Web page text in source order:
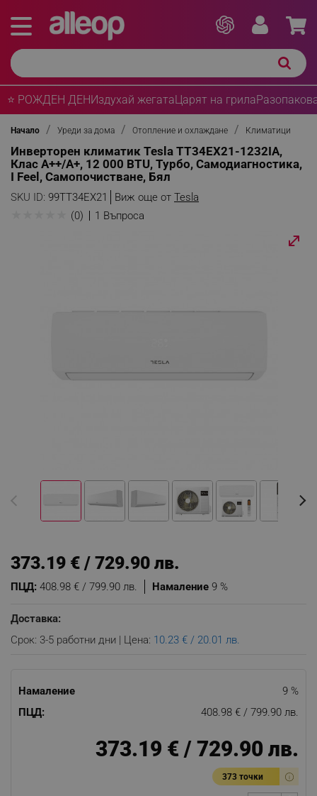
⭐ РОЖДЕН ДЕНИздухай жегатаЦарят на грила
Начало Уреди за дома Отопление и охлаждане Климатици
Инверторен климатик Tesla TT34EX21-1232IA,
Клас A++/A+, 12 000 BTU, Турбо, Самодиагностика,
I Feel, Самопочистване, Бял
SKU ID: 99TT34EX21 Виж още от Tesla
(0) 1 Въпроса
Намаление 9 %
ПЦД: 408.98 € / 799.90 лв.
373.19 € / 729.90 лв.
Доставка:
Срок: 3-5 работни дни | Цена: 10.23 € / 20.01 лв.
Намаление
9 %
ПЦД:
408.98 € / 799.90 лв.
373.19 € / 729.90 лв.
373 точки